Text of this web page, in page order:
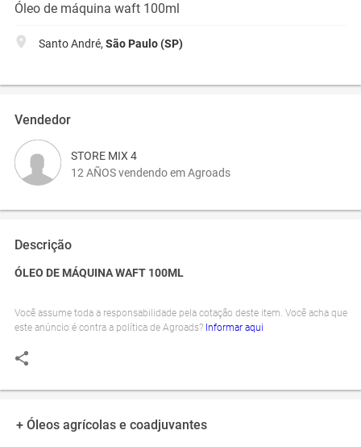
Óleo de máquina waft 100ml
Santo André, São Paulo (SP)
Vendedor
STORE MIX 4
12 AÑOS vendendo em Agroads
Descrição
ÓLEO DE MÁQUINA WAFT 100ML
Você assume toda a responsabilidade pela cotação deste item. Você acha que
este anúncio é contra a política de Agroads? Informar aqui
+ Óleos agrícolas e coadjuvantes